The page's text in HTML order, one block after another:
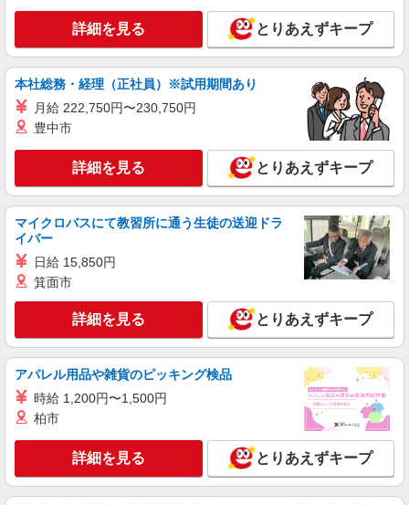
キープ 詳細を見る
詳細を見る とりあえずキープ
本社総務・経理（正社員）※試用期間あり
月給 222,750円〜230,750円
豊中市
詳細を見る とりあえずキープ
マイクロバスにて教習所に通う生徒の送迎ドラ
イバー
日給 15,850円
箕面市
詳細を見る とりあえずキープ
アパレル用品や雑貨のピッキング検品
時給 1,200円〜1,500円
柏市
詳細を見る とりあえずキープ